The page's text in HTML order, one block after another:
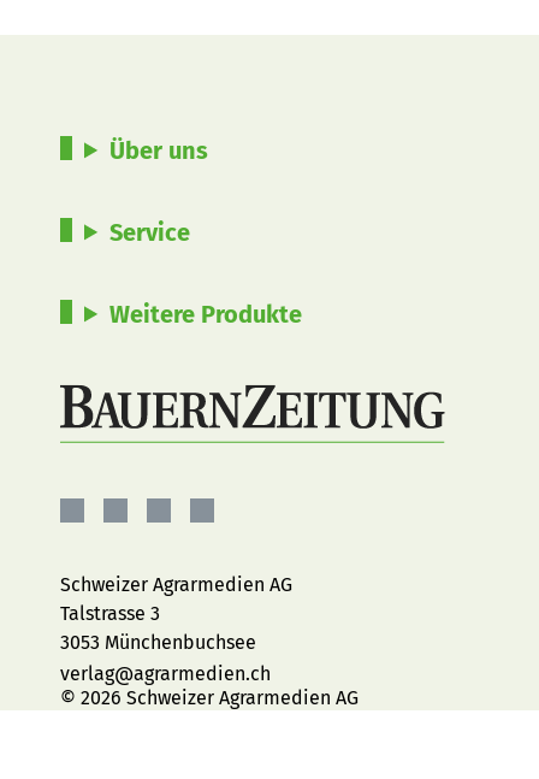
Über uns
Service
Weitere Produkte
Facebook
Instagram
YouTubeLinkedIn
Schweizer Agrarmedien AG
Talstrasse 3
3053 Münchenbuchsee
verlag@agrarmedien.ch
© 2026 Schweizer Agrarmedien AG